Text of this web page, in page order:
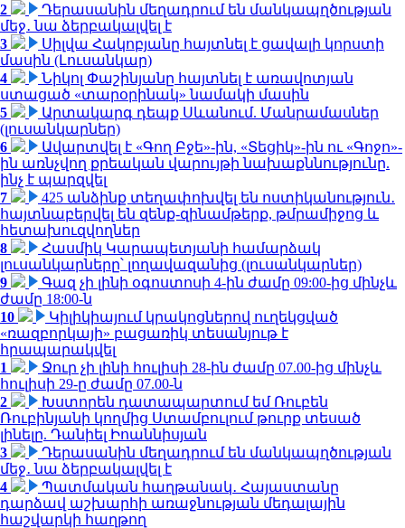
2
Դերասանին մեղադրում են մանկապղծության
մեջ․ նա ձերբակալվել է
3
Սիլվա Հակոբյանը հայտնել է ցավալի կորստի
մասին (Լուսանկար)
4
Նիկոլ Փաշինյանը հայտնել է առավոտյան
ստացած «տարօրինակ» նամակի մասին
5
Արտակարգ դեպք Սևանում. Մանրամասներ
(լուսանկարներ)
6
Ավարտվել է «Գող Բջե»-ին, «Տեցիկ»-ին ու «Գոջո»-
ին առնչվող քրեական վարույթի նախաքննությունը.
ինչ է պարզվել
7
425 անձինք տեղափոխվել են ոստիկանություն․
հայտնաբերվել են զենք-զինամթերք, թմրամիջոց և
հետախուզվողներ
8
Հասմիկ Կարապետյանի համարձակ
լուսանկարները՝ լողավազանից (լուսանկարներ)
9
Գազ չի լինի օգոստոսի 4-ին ժամը 09:00-ից մինչև
ժամը 18:00-ն
10
Կիլիկիայում կրակոցներով ուղեկցված
«ռազբորկայի» բացառիկ տեսանյութ է
հրապարակվել
1
Ջուր չի լինի հուլիսի 28-ին ժամը 07.00-ից մինչև
հուլիսի 29-ը ժամը 07.00-ն
2
Խստորեն դատապարտում եմ Ռուբեն
Ռուբինյանի կողմից Ստամբուլում թուրք տեսած
լինելը. Դանիել Իոաննիսյան
3
Դերասանին մեղադրում են մանկապղծության
մեջ․ նա ձերբակալվել է
4
Պատմական հաղթանակ․ Հայաստանը
դարձավ աշխարհի առաջնության մեդալային
հաշվարկի հաղթող